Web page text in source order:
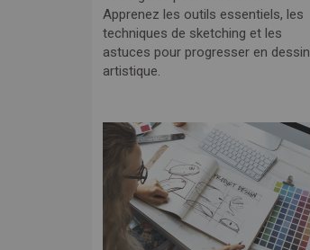
Apprenez les outils essentiels, les
techniques de sketching et les
astuces pour progresser en dessin
artistique.